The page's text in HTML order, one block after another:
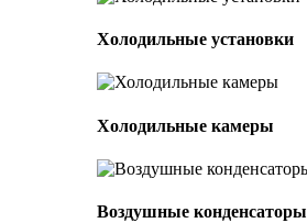
Холодильные установки
Холодильные камеры
Воздушные конденсаторы